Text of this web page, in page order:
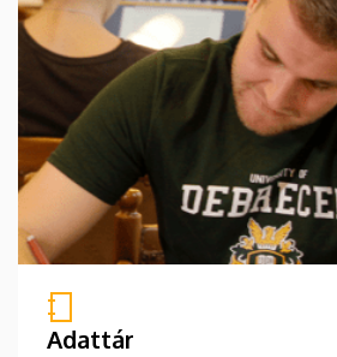
Adattár